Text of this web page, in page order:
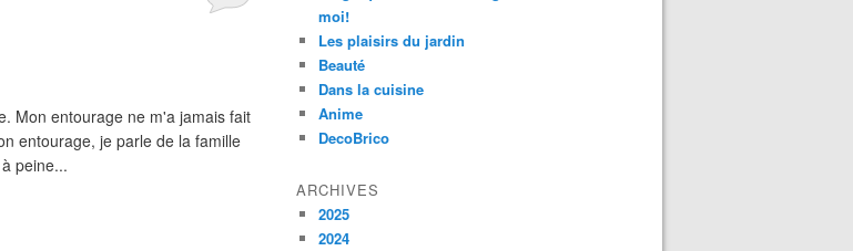
Mon entourage ne m'a jamais fait
entourage, je parle de la famille
peine...
moi!
Les plaisirs du jardin
Beauté
Dans la cuisine
Anime
DecoBrico
ARCHIVES
2025
2024